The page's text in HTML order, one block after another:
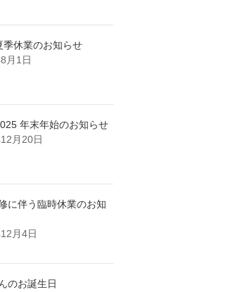
季休業のお知らせ
月1日
年末年始のお知らせ
月20日
に伴う臨時休業のお知
月4日
のお誕生日